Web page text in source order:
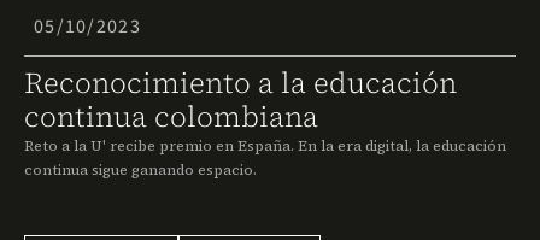
05/10/2023
Reconocimiento a la educación
continua colombiana
Reto a la U' recibe premio en España. En la era digital, la educación
continua sigue ganando espacio.